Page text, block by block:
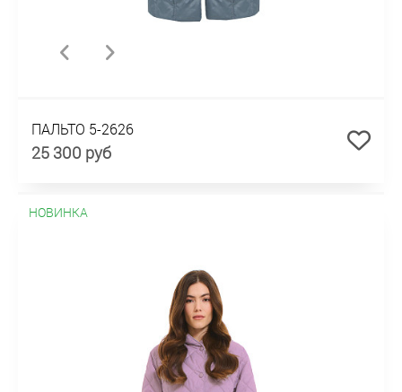
ПАЛЬТО 5-2626
25 300 руб
НОВИНКА